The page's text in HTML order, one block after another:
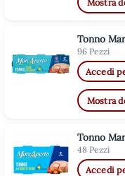
Tonno
96 Pezzi
Accedi
Mostra
Tonno
48 Pezzi
Accedi